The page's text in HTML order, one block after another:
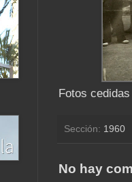
Fotos
Sección: 1960
No hay